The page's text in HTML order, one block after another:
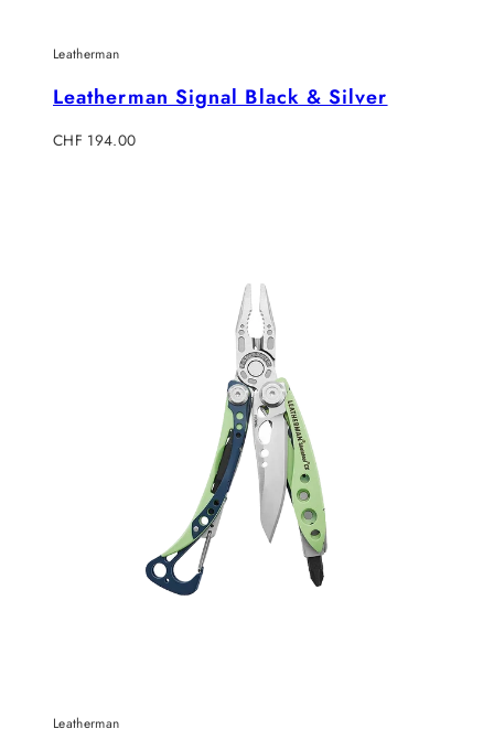
Leatherman
Leatherman Signal Black & Silver
Regulärer
CHF 194.00
Leatherman